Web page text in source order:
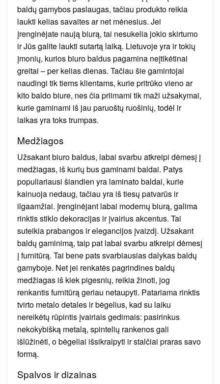
baldų gamybos paslaugas, tačiau produkto reikia
laukti kelias savaites ar net mėnesius. Jei
įrenginėjate naują biurą, tai nesukelia jokio skirtumo
ir Jūs galite laukti sutartą laiką. Lietuvoje yra ir tokių
įmonių, kurios biuro baldus pagamina neįtikėtinai
greitai – per kelias dienas. Tačiau šie gamintojai
naudingi tik tiems klientams, kurie pritrūko vieno ar
kito baldo biure, nes čia priimami tik maži užsakymai,
kurie gaminami iš jau paruoštų ruošinių, todėl ir
laikas yra toks trumpas.
Medžiagos
Užsakant biuro baldus, labai svarbu atkreipi dėmesį į
medžiagas, iš kurių bus gaminami baldai. Patys
populiariausi šiandien yra laminato baldai, kurie
kainuoja nedaug, tačiau yra iš tiesų patvarūs ir
ilgaamžiai. Įrenginėjant labai modernų biurą, galima
rinktis stiklo dekoracijas ir įvairius akcentus. Tai
suteikia prabangos ir elegancijos įvaizdį. Užsakant
baldų gaminimą, taip pat labai svarbu atkreipi dėmesį
į furnitūrą. Tai bene pats svarbiausias dalykas baldų
gamyboje. Net jei renkatės pagrindines baldų
medžiagas iš kiek pigesnių, reikia žinoti, jog
renkantis furnitūrą geriau netaupyti. Patariama rinktis
tvirto metalo detales ir bėgelius, kad su laiku
nereikėtų rūpintis įvairiais gedimais: pasirinkus
nekokybišką metalą, spintelių rankenos gali
išlūžinėti, o bėgeliai išsikraipyti ir stalčiai praras savo
formą.
Spalvos ir dizainas